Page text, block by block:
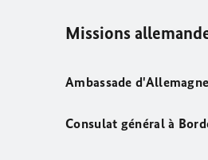
Missions
Ambassade
Consulat général à